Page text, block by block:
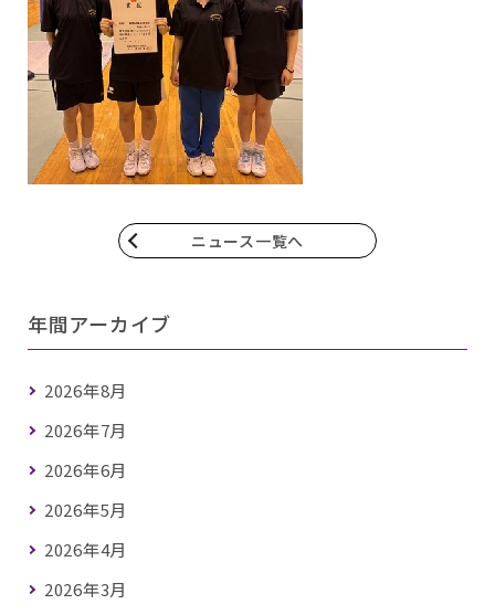
ニュース一覧へ
年間アーカイブ
2026年8月
2026年7月
2026年6月
2026年5月
2026年4月
2026年3月